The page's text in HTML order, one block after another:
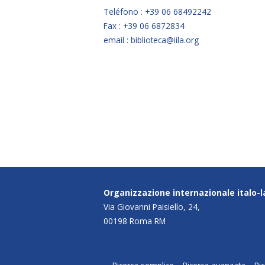
Teléfono : +39 06 68492242
Fax : +39 06 6872834
email : biblioteca@iila.org
Organizzazione internazionale italo-
Via Giovanni Paisiello, 24,
00198 Roma RM